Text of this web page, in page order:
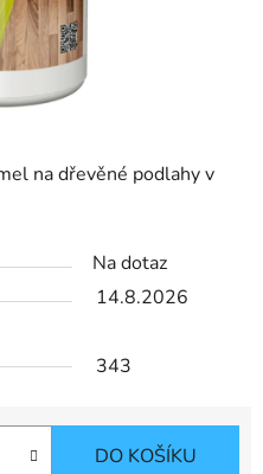
na dřevěné podlahy v
Na dotaz
14.8.2026
343
DO KOŠÍKU